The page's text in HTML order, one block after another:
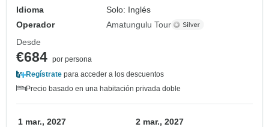
Idioma
Solo: Inglés
Operador
Amatungulu Tour
Desde
€684 por persona
Regístrate para acceder a los descuentos
Precio basado en una habitación privada doble
1 mar., 2027 2 mar., 2027